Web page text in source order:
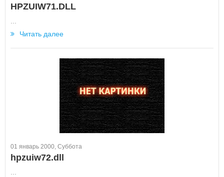
HPZUIW71.DLL
Читать далее
01 январь 2000, Суббота
hpzuiw72.dll